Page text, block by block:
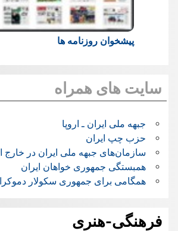
پیشخوان روزنامه ها
سایت های همراه
جبهه ملی ایران ـ اروپا
حزب چپ ایران
سازمان‌های جبهه ملی ایران در خارج
همبستگی جمهوری خواهان ایران
همگامی برای جمهوری سکولار
فرهنگی-هنری